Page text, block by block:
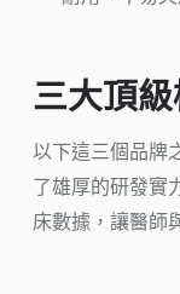
三大頂
以下這三個品牌
了雄厚的研發實
床數據，讓醫師